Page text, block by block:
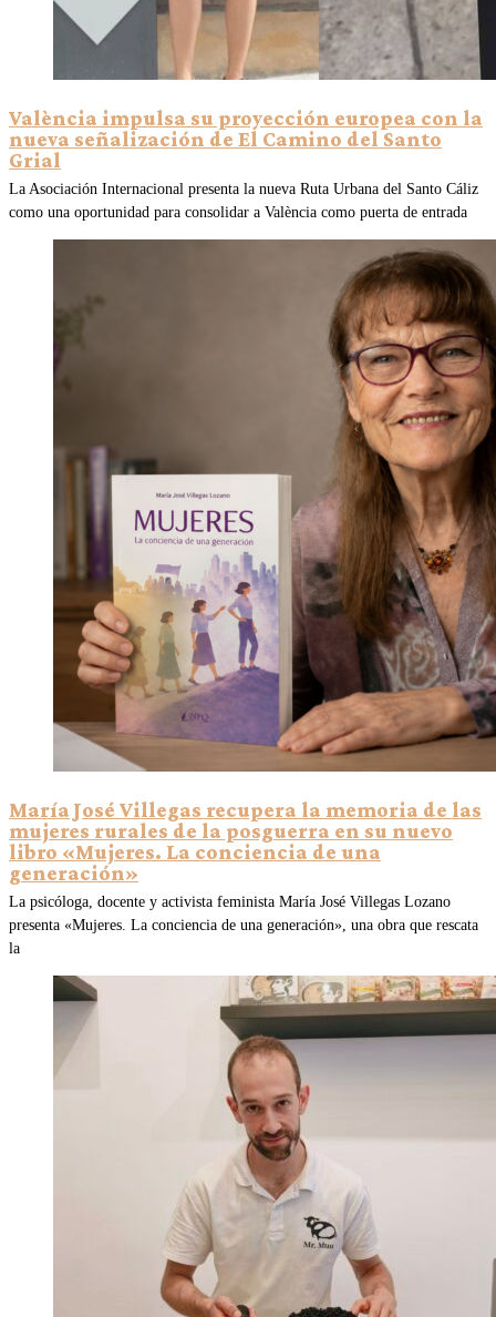
València impulsa su proyección europea con la
nueva señalización de El Camino del Santo
Grial
La Asociación Internacional presenta la nueva Ruta Urbana del Santo Cáliz
como una oportunidad para consolidar a València como puerta de entrada
María José Villegas recupera la memoria de las
mujeres rurales de la posguerra en su nuevo
libro «Mujeres. La conciencia de una
generación»
La psicóloga, docente y activista feminista María José Villegas Lozano
presenta «Mujeres. La conciencia de una generación», una obra que rescata
la